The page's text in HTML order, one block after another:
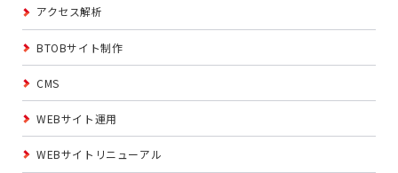
アクセス解析
BTOBサイト制作
CMS
WEBサイト運用
WEBサイトリニューアル